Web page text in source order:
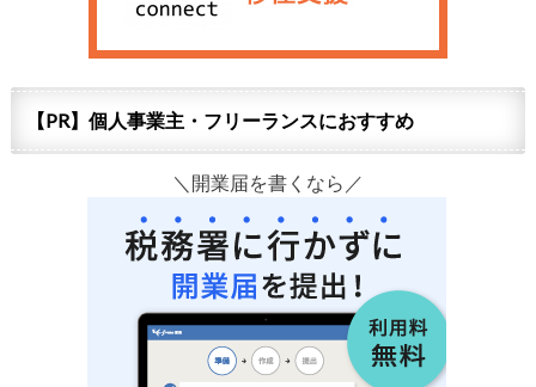
【PR】個人事業主・フリーランスにおすすめ
＼開業届を書くなら／